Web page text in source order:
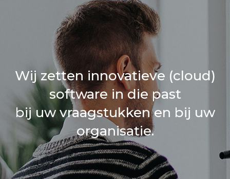
Wij zetten innovatieve (cloud)
software in die past
bij uw vraagstukken en bij uw
organisatie.